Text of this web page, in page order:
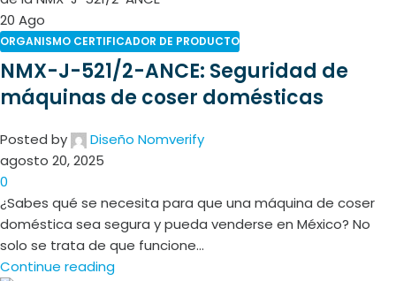
20 Ago
ORGANISMO CERTIFICADOR DE PRODUCTO
NMX-J-521/2-ANCE: Seguridad de
máquinas de coser domésticas
Posted by
Diseño Nomverify
agosto 20, 2025
0
¿Sabes qué se necesita para que una máquina de coser
doméstica sea segura y pueda venderse en México? No
solo se trata de que funcione...
Continue reading